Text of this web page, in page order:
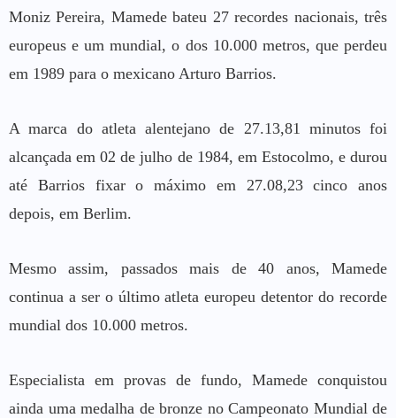
Moniz Pereira, Mamede bateu 27 recordes nacionais, três
europeus e um mundial, o dos 10.000 metros, que perdeu
em 1989 para o mexicano Arturo Barrios.
A marca do atleta alentejano de 27.13,81 minutos foi
alcançada em 02 de julho de 1984, em Estocolmo, e durou
até Barrios fixar o máximo em 27.08,23 cinco anos
depois, em Berlim.
Mesmo assim, passados mais de 40 anos, Mamede
continua a ser o último atleta europeu detentor do recorde
mundial dos 10.000 metros.
Especialista em provas de fundo, Mamede conquistou
ainda uma medalha de bronze no Campeonato Mundial de